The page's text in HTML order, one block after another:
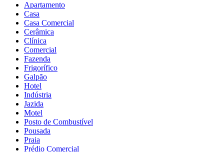
Apartamento
Casa
Casa Comercial
Cerâmica
Clínica
Comercial
Fazenda
Frigorífico
Galpão
Hotel
Indústria
Jazida
Motel
Posto de Combustível
Pousada
Praia
Prédio Comercial